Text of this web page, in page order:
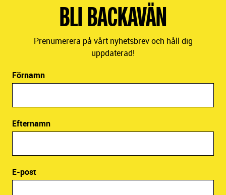
BLI BACKAVÄN
Prenumerera på vårt nyhetsbrev och håll dig
uppdaterad!
Förnamn
Efternamn
E-post